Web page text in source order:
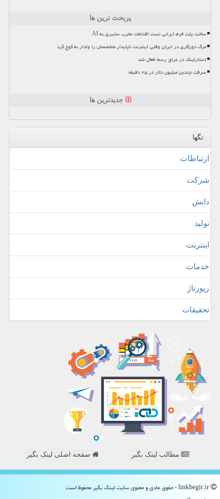
پربحث ترین ها
ساخت پلت فرم ایرانی تست اقدامات مخرب سایبری به AI
مرگ دورکاری در ایران وقتی اینترنت ناپایدار متخصصان را وادار به کوچ کرد
استارلینک در عراق رسما فعال شد
سرقت چندین میلیون دلار در ۲۵ دقیقه
جدیدترین ها
تگها
ارتباطات
شركت
دانش
تولید
اینترنت
خدمات
رپورتاژ
تحقیقات
مطالب لینک بگیر صفحه اصلی لینک بگیر